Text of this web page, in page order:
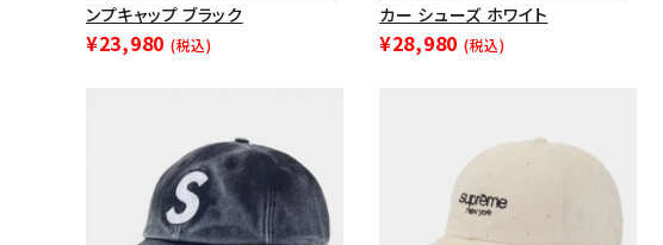
ンプキャップ ブラック
¥23,980 (税込)
カー シューズ ホワイト
¥28,980 (税込)